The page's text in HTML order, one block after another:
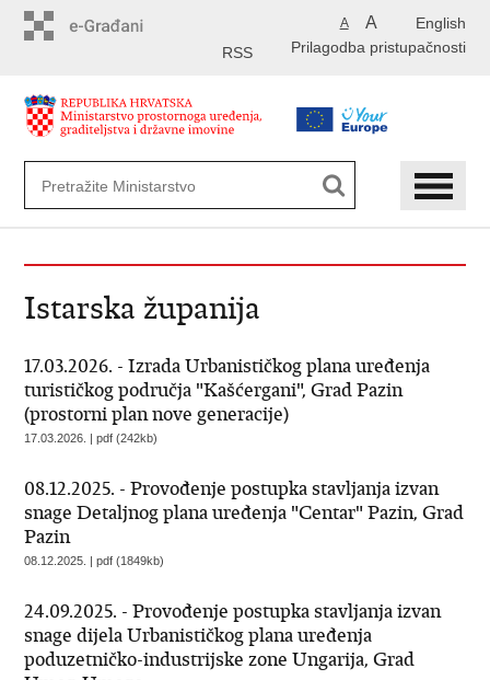
English
A A
Prilagodba pristupačnosti
RSS
Istarska županija
17.03.2026. - Izrada Urbanističkog plana uređenja
turističkog područja "Kašćergani", Grad Pazin
(prostorni plan nove generacije)
17.03.2026. | pdf (242kb)
08.12.2025. - Provođenje postupka stavljanja izvan
snage Detaljnog plana uređenja "Centar" Pazin, Grad
Pazin
08.12.2025. | pdf (1849kb)
24.09.2025. - Provođenje postupka stavljanja izvan
snage dijela Urbanističkog plana uređenja
poduzetničko-industrijske zone Ungarija, Grad